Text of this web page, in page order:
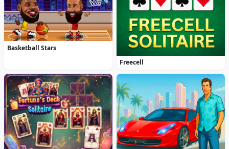
Basketball Stars
Freecell